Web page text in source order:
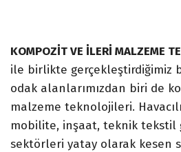
KOMPOZİT VE İLERİ MALZEME
ile birlikte gerçekleştirdiğimiz
odak alanlarımızdan biri de
malzeme teknolojileri.
mobilite, inşaat, teknik tekstil
sektörleri yatay olarak kesen